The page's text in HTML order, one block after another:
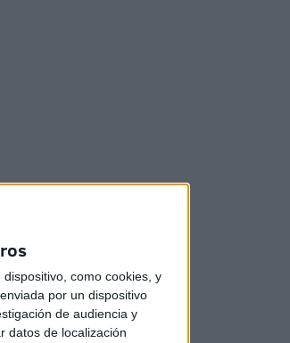
como cookies, y
por un dispositivo
de audiencia y
datos de localización